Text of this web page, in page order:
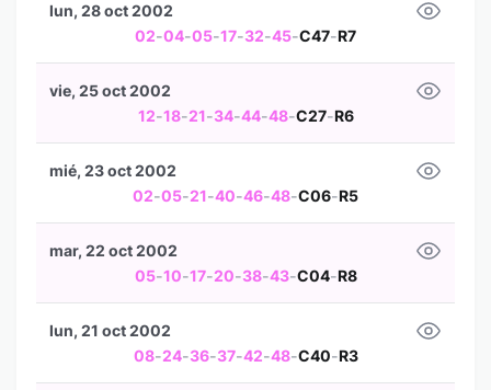
02-04-05-17-32-45-C47-R7
lun, 28 oct 2002
12-18-21-34-44-48-C27-R6
vie, 25 oct 2002
02-05-21-40-46-48-C06-R5
mié, 23 oct 2002
05-10-17-20-38-43-C04-R8
mar, 22 oct 2002
08-24-36-37-42-48-C40-R3
lun, 21 oct 2002